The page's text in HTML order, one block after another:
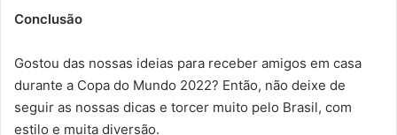
Conclusão
Gostou das nossas ideias para receber amigos em casa
durante a Copa do Mundo 2022? Então, não deixe de
seguir as nossas dicas e torcer muito pelo Brasil, com
estilo e muita diversão.